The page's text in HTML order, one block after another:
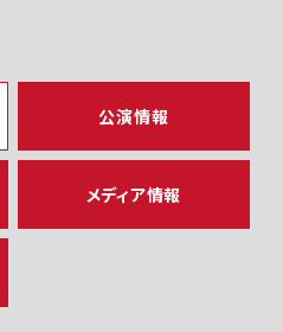
公演情報
メディア情報